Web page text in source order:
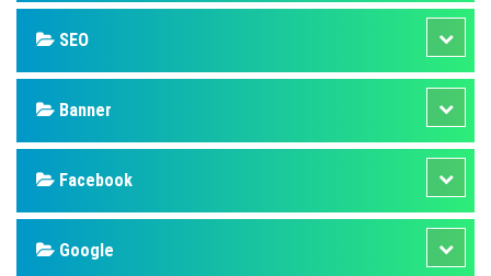
SEO
Banner
Facebook
Google